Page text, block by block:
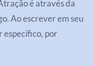
é através da
Ao escrever em seu
específico, por